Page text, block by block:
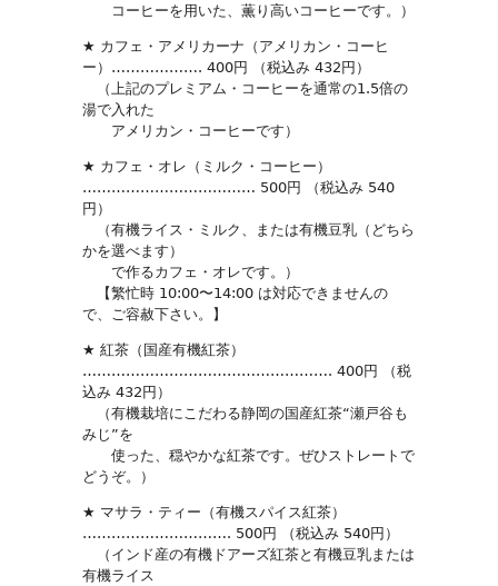
コーヒーを用いた、薫り高いコーヒーです。）
★ カフェ・アメリカーナ（アメリカン・コーヒ
ー）………………. 400円 （税込み 432円）
（上記のプレミアム・コーヒーを通常の1.5倍の
湯で入れた
アメリカン・コーヒーです）
★ カフェ・オレ（ミルク・コーヒー）
……………………………… 500円 （税込み 540
円）
（有機ライス・ミルク、または有機豆乳（どちら
かを選べます）
で作るカフェ・オレです。）
【繁忙時 10:00〜14:00 は対応できませんの
で、ご容赦下さい。】
★ 紅茶（国産有機紅茶）
……………………………………………. 400円 （税
込み 432円）
（有機栽培にこだわる静岡の国産紅茶“瀬戸谷も
みじ”を
使った、穏やかな紅茶です。ぜひストレートで
どうぞ。）
★ マサラ・ティー（有機スパイス紅茶）
…………………………. 500円 （税込み 540円）
（インド産の有機ドアーズ紅茶と有機豆乳または
有機ライス